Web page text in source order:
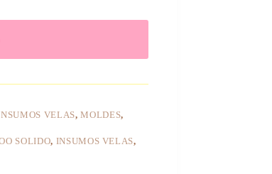
VELAS,MOLDES,
SOLIDO, INSUMOS VELAS,